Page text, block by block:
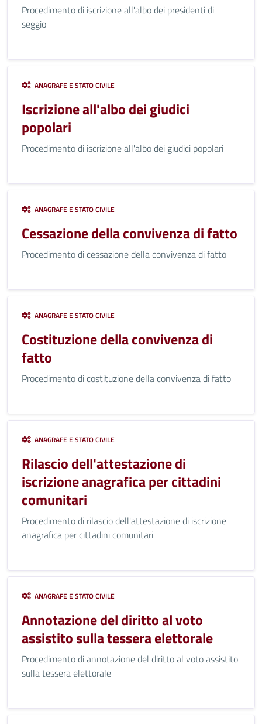
Procedimento di iscrizione all'albo dei presidenti di
seggio
ANAGRAFE E STATO CIVILE
Iscrizione all'albo dei giudici
popolari
Procedimento di iscrizione all'albo dei giudici popolari
ANAGRAFE E STATO CIVILE
Cessazione della convivenza di fatto
Procedimento di cessazione della convivenza di fatto
ANAGRAFE E STATO CIVILE
Costituzione della convivenza di
fatto
Procedimento di costituzione della convivenza di fatto
ANAGRAFE E STATO CIVILE
Rilascio dell'attestazione di
iscrizione anagrafica per cittadini
comunitari
Procedimento di rilascio dell'attestazione di iscrizione
anagrafica per cittadini comunitari
ANAGRAFE E STATO CIVILE
Annotazione del diritto al voto
assistito sulla tessera elettorale
Procedimento di annotazione del diritto al voto assistito
sulla tessera elettorale